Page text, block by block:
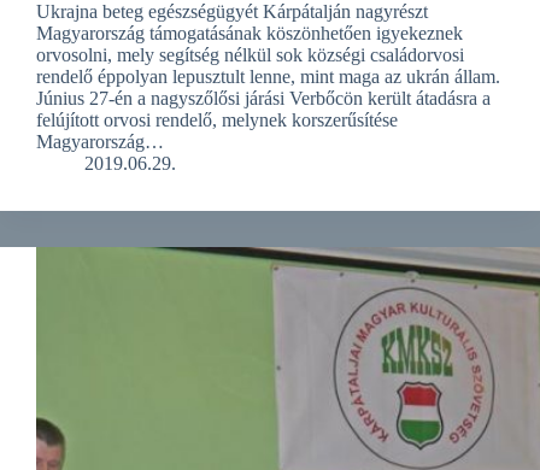
Ukrajna beteg egészségügyét Kárpátalján nagyrészt
Magyarország támogatásának köszönhetően igyekeznek
orvosolni, mely segítség nélkül sok községi családorvosi
rendelő éppolyan lepusztult lenne, mint maga az ukrán állam.
Június 27-én a nagyszőlősi járási Verbőcön került átadásra a
felújított orvosi rendelő, melynek korszerűsítése
Magyarország…
2019.06.29.